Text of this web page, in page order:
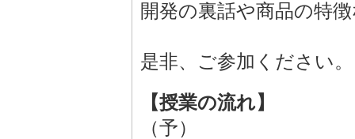
開発の裏話や商品の特
是非、ご参加ください。
【授業の流れ】
（予）